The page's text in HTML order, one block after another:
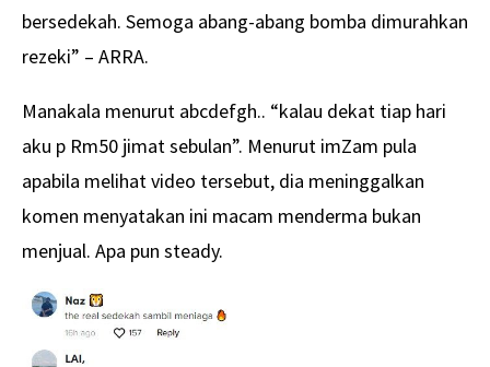
bersedekah. Semoga abang-abang bomba dimurahkan
rezeki” – ARRA.
Manakala menurut abcdefgh.. “kalau dekat tiap hari
aku p Rm50 jimat sebulan”. Menurut imZam pula
apabila melihat video tersebut, dia meninggalkan
komen menyatakan ini macam menderma bukan
menjual. Apa pun steady.